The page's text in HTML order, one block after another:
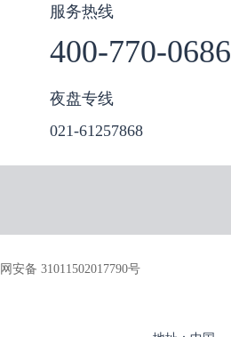
服务热线
400-770-0686
夜盘专线
021-61257868
2022渤海期货
安备 31011502017790号